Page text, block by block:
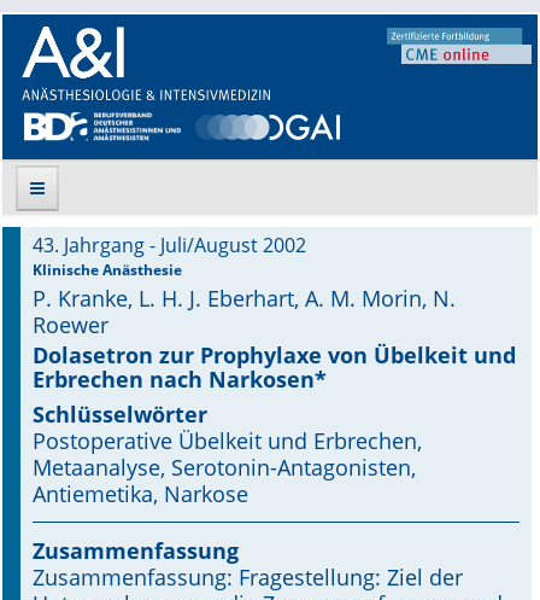
Suche
Aktuelle Ausgabe
Leitlinien
Archiv
Supplements
Online First
43. Jahrgang - Juli/August 2002
Klinische Anästhesie
P. Kranke, L. H. J. Eberhart, A. M. Morin, N.
Roewer
Dolasetron zur Prophylaxe von Übelkeit und
Erbrechen nach Narkosen*
Schlüsselwörter
Postoperative Übelkeit und Erbrechen,
Metaanalyse, Serotonin-Antagonisten,
Antiemetika, Narkose
Zusammenfassung
Zusammenfassung: Fragestellung: Ziel der